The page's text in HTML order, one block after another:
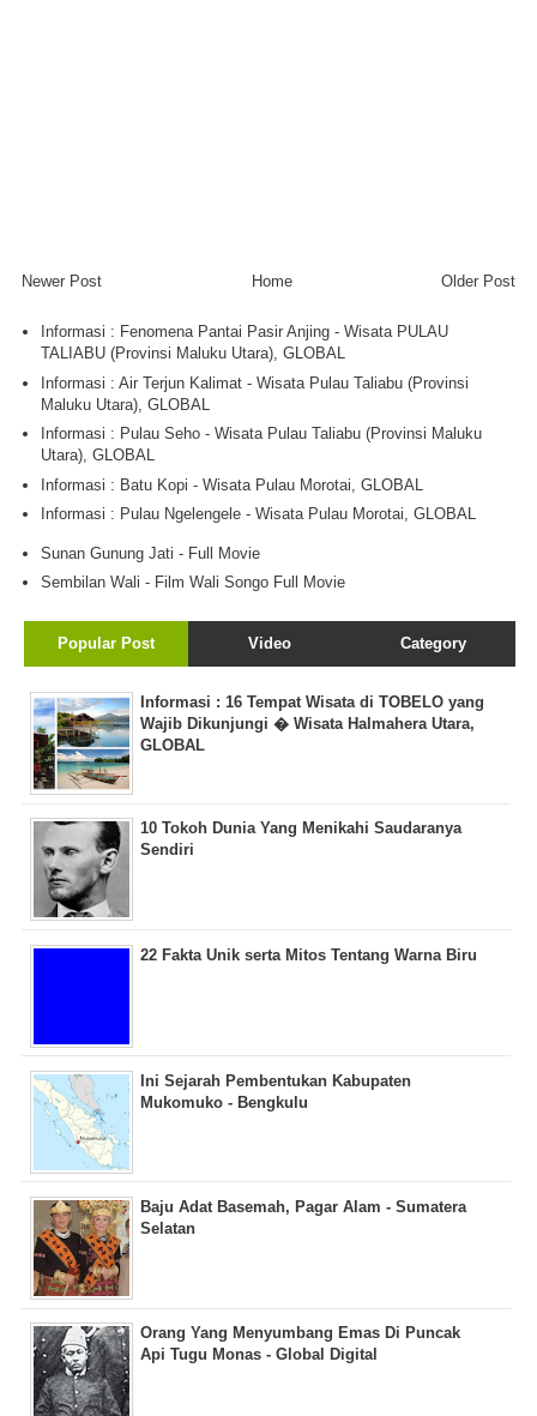
Newer Post Older Post
Home
Informasi : Fenomena Pantai Pasir Anjing - Wisata PULAU
TALIABU (Provinsi Maluku Utara), GLOBAL
Informasi : Air Terjun Kalimat - Wisata Pulau Taliabu (Provinsi
Maluku Utara), GLOBAL
Informasi : Pulau Seho - Wisata Pulau Taliabu (Provinsi Maluku
Utara), GLOBAL
Informasi : Batu Kopi - Wisata Pulau Morotai, GLOBAL
Informasi : Pulau Ngelengele - Wisata Pulau Morotai, GLOBAL
Sunan Gunung Jati - Full Movie
Sembilan Wali - Film Wali Songo Full Movie
Popular Post Video Category
Informasi : 16 Tempat Wisata di TOBELO yang
Wajib Dikunjungi � Wisata Halmahera Utara,
GLOBAL
10 Tokoh Dunia Yang Menikahi Saudaranya
Sendiri
22 Fakta Unik serta Mitos Tentang Warna Biru
Ini Sejarah Pembentukan Kabupaten
Mukomuko - Bengkulu
Baju Adat Basemah, Pagar Alam - Sumatera
Selatan
Orang Yang Menyumbang Emas Di Puncak
Api Tugu Monas - Global Digital